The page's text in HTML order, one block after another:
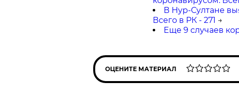
В Нур-Султане
Всего в РК - 271 →
Еще 9 случаев
ОЦЕНИТЕ МАТЕРИАЛ